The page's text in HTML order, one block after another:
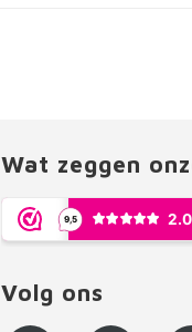
Wat zeggen
Volg ons